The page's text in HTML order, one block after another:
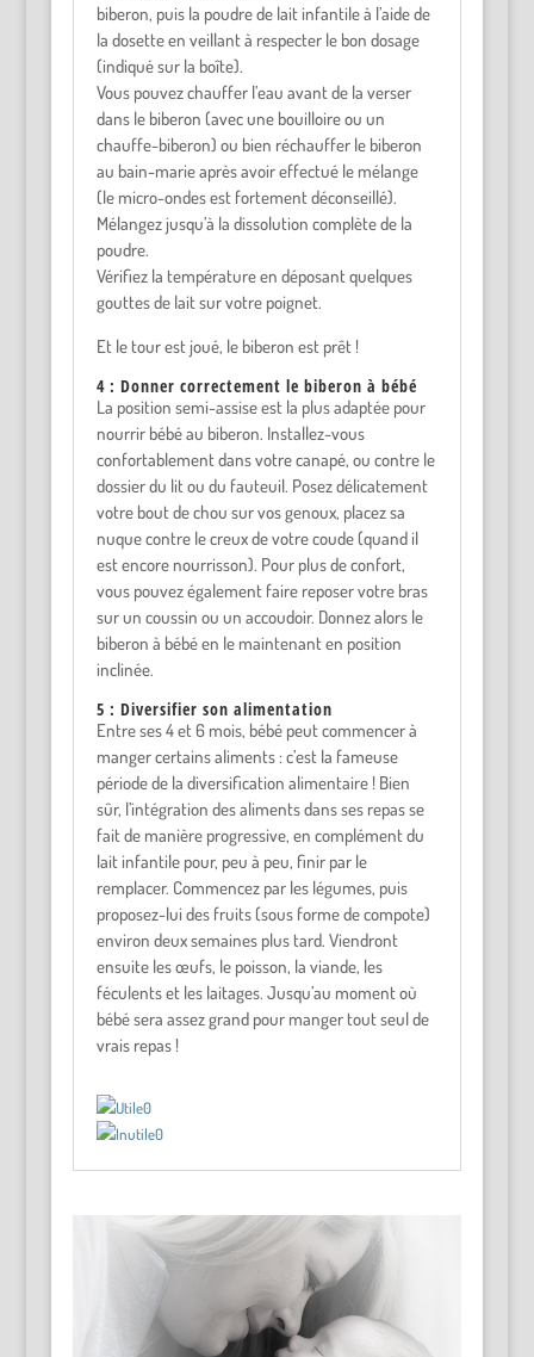
biberon, puis la poudre de lait infantile à l’aide de
la dosette en veillant à respecter le bon dosage
(indiqué sur la boîte).
Vous pouvez chauffer l’eau avant de la verser
dans le biberon (avec une bouilloire ou un
chauffe-biberon) ou bien réchauffer le biberon
au bain-marie après avoir effectué le mélange
(le micro-ondes est fortement déconseillé).
Mélangez jusqu’à la dissolution complète de la
poudre.
Vérifiez la température en déposant quelques
gouttes de lait sur votre poignet.
Et le tour est joué, le biberon est prêt !
4 : Donner correctement le biberon à bébé
La position semi-assise est la plus adaptée pour
nourrir bébé au biberon. Installez-vous
confortablement dans votre canapé, ou contre le
dossier du lit ou du fauteuil. Posez délicatement
votre bout de chou sur vos genoux, placez sa
nuque contre le creux de votre coude (quand il
est encore nourrisson). Pour plus de confort,
vous pouvez également faire reposer votre bras
sur un coussin ou un accoudoir. Donnez alors le
biberon à bébé en le maintenant en position
inclinée.
5 : Diversifier son alimentation
Entre ses 4 et 6 mois, bébé peut commencer à
manger certains aliments : c’est la fameuse
période de la diversification alimentaire ! Bien
sûr, l’intégration des aliments dans ses repas se
fait de manière progressive, en complément du
lait infantile pour, peu à peu, finir par le
remplacer. Commencez par les légumes, puis
proposez-lui des fruits (sous forme de compote)
environ deux semaines plus tard. Viendront
ensuite les œufs, le poisson, la viande, les
féculents et les laitages. Jusqu’au moment où
bébé sera assez grand pour manger tout seul de
vrais repas !
0
0